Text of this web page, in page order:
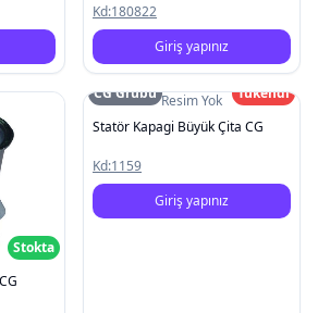
Kd:180822
Giriş yapınız
Stokta
Resim Yok
CG Grubu
Tükendi
Statör Kapagi Büyük Çita CG
Kd:1159
Giriş yapınız